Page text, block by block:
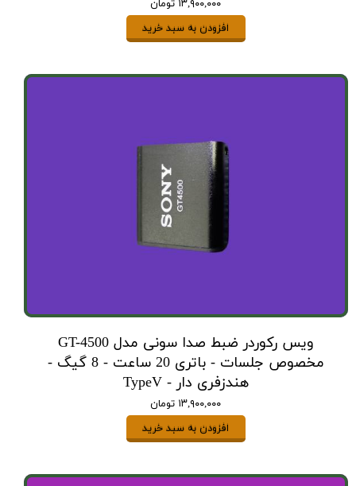
۱۳,۹۰۰,۰۰۰ تومان
افزودن به سبد خرید
ویس رکوردر ضبط صدا سونی مدل GT-4500
مخصوص جلسات - باتری 20 ساعت - 8 گیگ -
هندزفری دار - TypeV
۱۳,۹۰۰,۰۰۰ تومان
افزودن به سبد خرید